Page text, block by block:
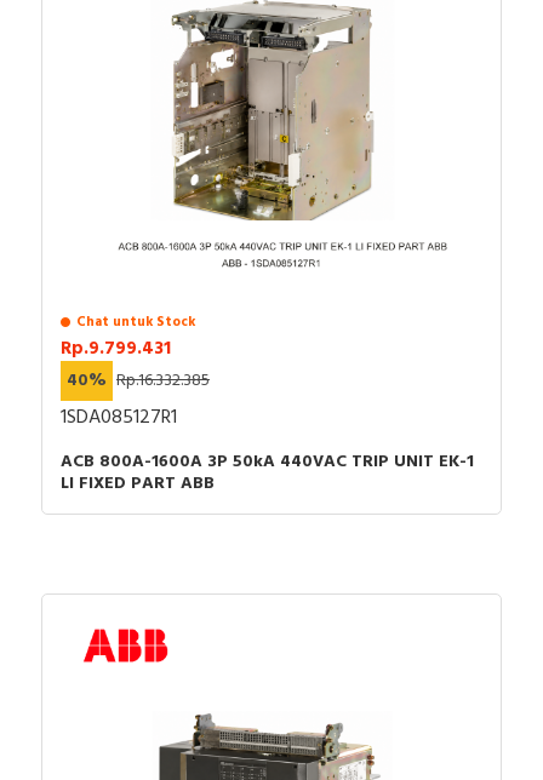
Chat untuk Stock
Rp.9.799.431
40% Rp.16.332.385
1SDA085127R1
ACB 800A-1600A 3P 50kA 440VAC TRIP UNIT EK-1
LI FIXED PART ABB